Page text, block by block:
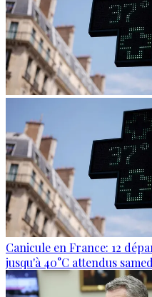
Canicule en France: 12
jusqu'à 40°C attendus